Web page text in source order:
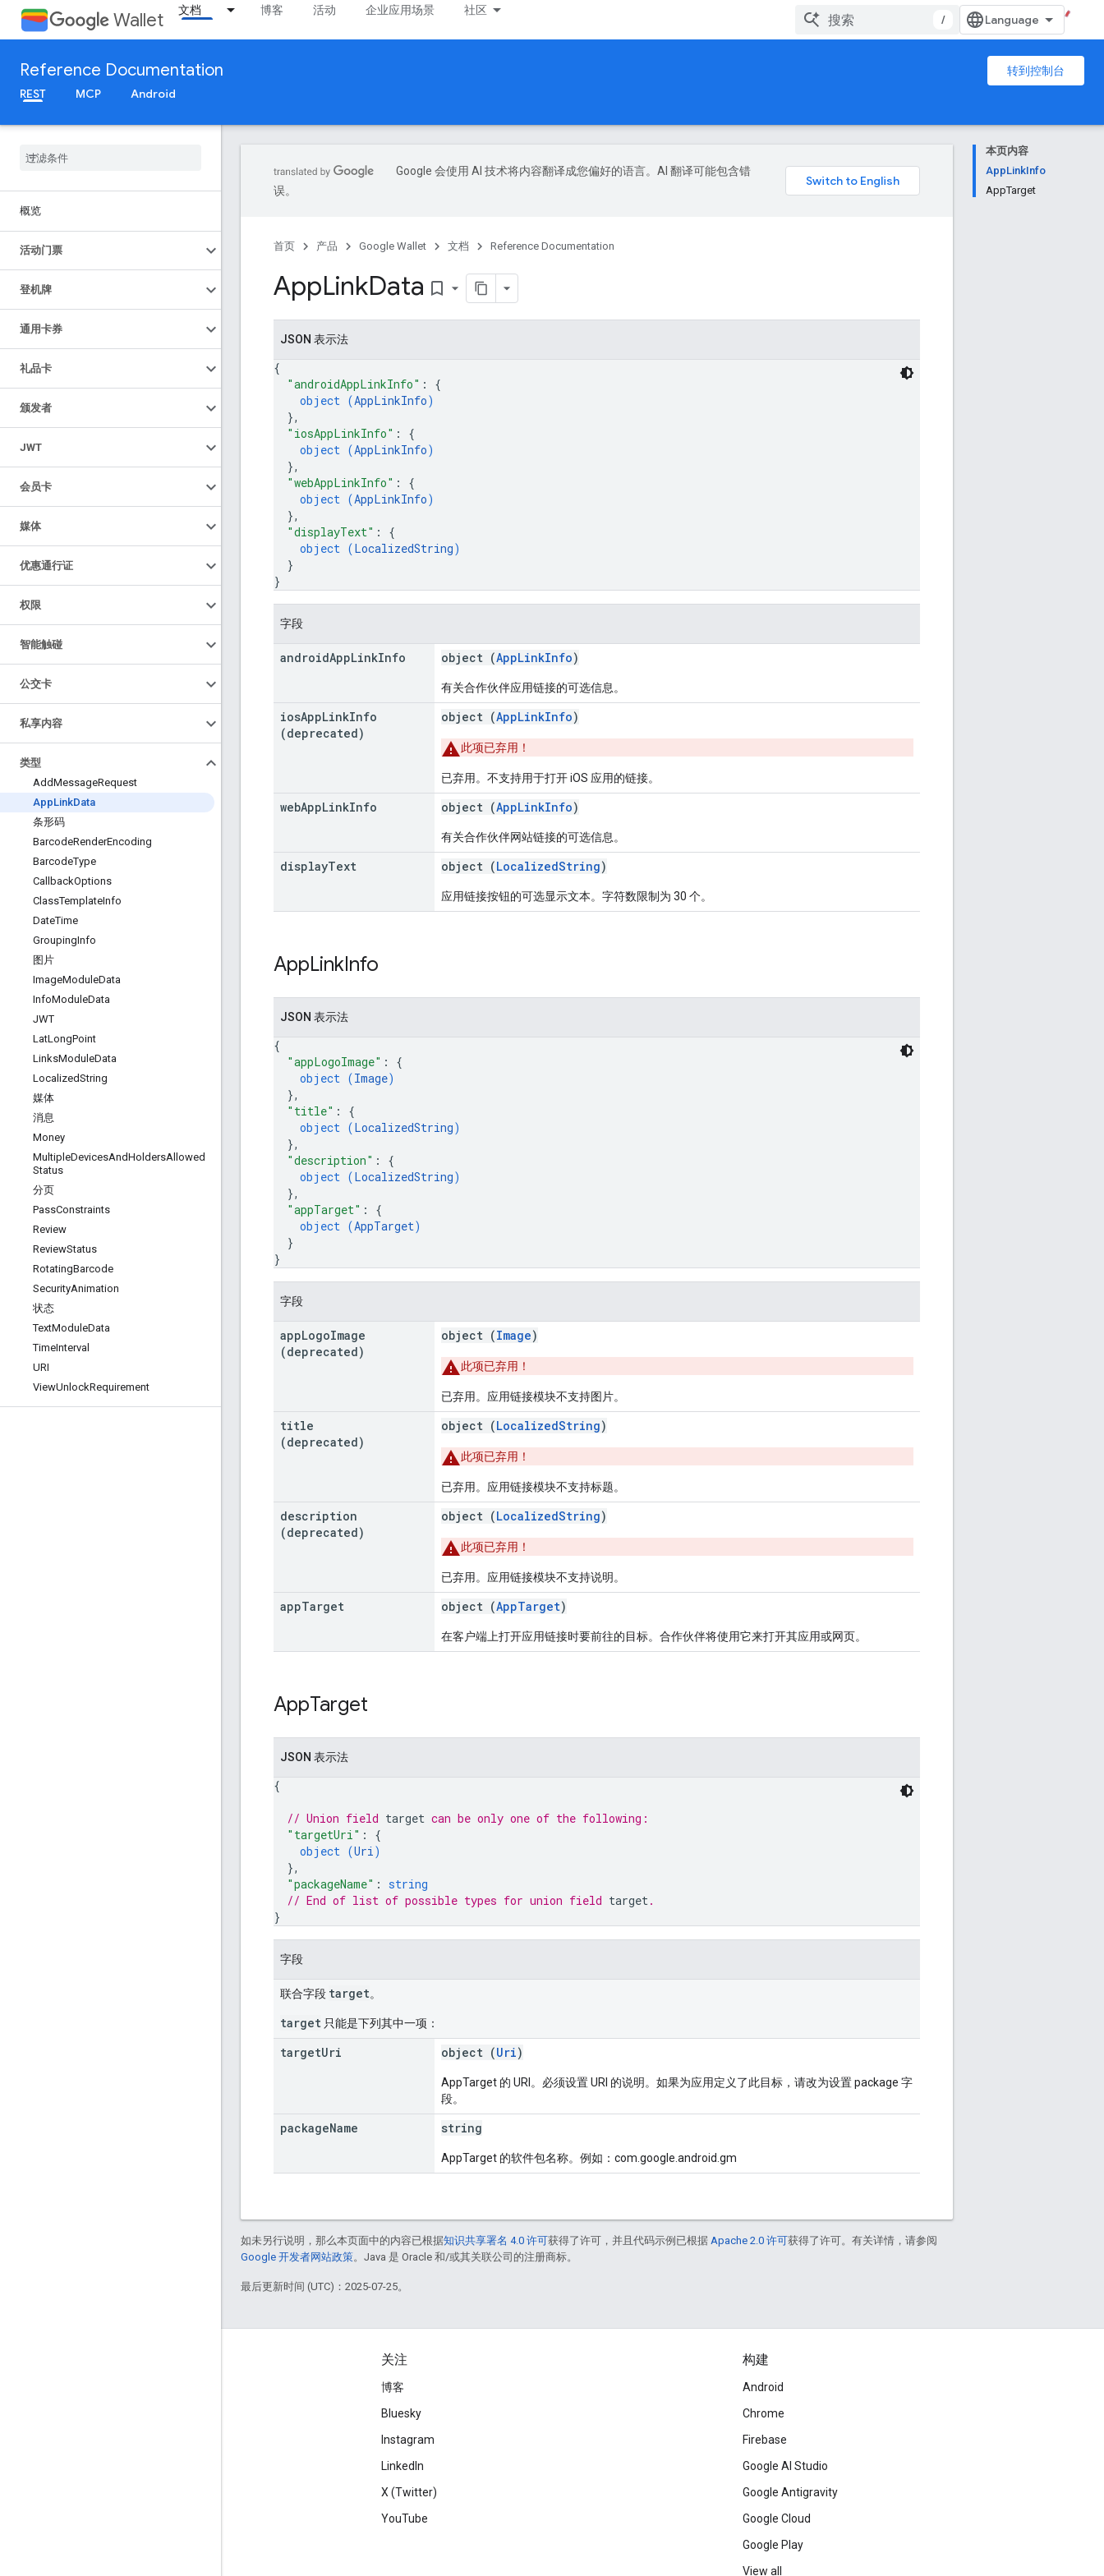
Wallet 文档 博客 活动 企业应用场景 社区
/
Reference Documentation
转到控制台
REST
MCP Android
概览
活动门票
登机牌
通用卡券
礼品卡
颁发者
JWT
会员卡
媒体
优惠通行证
权限
智能触碰
公交卡
私享内容
类型
AddMessageRequest
AppLinkData
条形码
BarcodeRenderEncoding
BarcodeType
CallbackOptions
ClassTemplateInfo
DateTime
GroupingInfo
图片
ImageModuleData
InfoModuleData
JWT
LatLongPoint
LinksModuleData
LocalizedString
媒体
消息
Money
MultipleDevicesAndHoldersAllowed
Status
分页
PassConstraints
Review
ReviewStatus
RotatingBarcode
SecurityAnimation
状态
TextModuleData
TimeInterval
URI
ViewUnlockRequirement
本页内容
AppLinkInfo
AppTarget
Google 会使用 AI 技术将内容翻译成您偏好的语言。AI 翻译可能包含错
误。
首页 产品 Google Wallet 文档 Reference Documentation
AppLinkData bookmark_border
JSON 表示法
{
"androidAppLinkInfo" : {
object (AppLinkInfo)
},
"iosAppLinkInfo" : {
object (AppLinkInfo)
},
"webAppLinkInfo" : {
object (AppLinkInfo)
},
"displayText" : {
object (LocalizedString)
}
}
字段
androidAppLinkInfo object (AppLinkInfo)
有关合作伙伴应用链接的可选信息。
iosAppLinkInfo
(deprecated)
object (AppLinkInfo)
此项已弃用！
已弃用。不支持用于打开 iOS 应用的链接。
webAppLinkInfo object (AppLinkInfo)
有关合作伙伴网站链接的可选信息。
displayText object (LocalizedString)
应用链接按钮的可选显示文本。字符数限制为 30 个。
AppLinkInfo
JSON 表示法
{
"appLogoImage" : {
object (Image)
},
"title" : {
object (LocalizedString)
},
"description" : {
object (LocalizedString)
},
"appTarget" : {
object (AppTarget)
}
}
字段
appLogoImage
(deprecated)
object (Image)
此项已弃用！
已弃用。应用链接模块不支持图片。
title
(deprecated)
object (LocalizedString)
此项已弃用！
已弃用。应用链接模块不支持标题。
description
(deprecated)
object (LocalizedString)
此项已弃用！
已弃用。应用链接模块不支持说明。
appTarget object (AppTarget)
在客户端上打开应用链接时要前往的目标。合作伙伴将使用它来打开其应用或网页。
AppTarget
JSON 表示法
{
// Union field target can be only one of the following:
"targetUri" : {
object (Uri)
},
"packageName" : string
// End of list of possible types for union field target.
}
字段
联合字段 target。
target 只能是下列其中一项：
targetUri object (Uri)
AppTarget 的 URI。必须设置 URI 的说明。如果为应用定义了此目标，请改为设置 package 字
段。
packageName string
AppTarget 的软件包名称。例如：com.google.android.gm
如未另行说明，那么本页面中的内容已根据知识共享署名 4.0 许可获得了许可，并且代码示例已根据 Apache 2.0 许可获得了许可。有关详情，请参阅
Google 开发者网站政策。Java 是 Oracle 和/或其关联公司的注册商标。
最后更新时间 (UTC)：2025-07-25。
关注
博客
Bluesky
Instagram
LinkedIn
X (Twitter)
YouTube
构建
Android
Chrome
Firebase
Google AI Studio
Google Antigravity
Google Cloud
Google Play
View all